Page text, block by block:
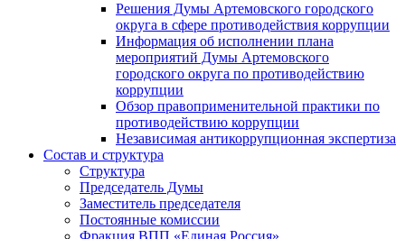
Решения Думы Артемовского городского
округа в сфере противодействия коррупции
Информация об исполнении плана
мероприятий Думы Артемовского
городского округа по противодействию
коррупции
Обзор правоприменительной практики по
противодействию коррупции
Независимая антикоррупционная экспертиза
Состав и структура
Структура
Председатель Думы
Заместитель председателя
Постоянные комиссии
Фракция ВПП «Единая Россия»